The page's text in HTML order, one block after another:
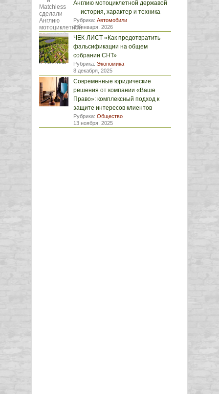
Англию мотоциклетной державой
— история, характер и техника
Рубрика: Автомобили
29 января, 2026
ЧЕК-ЛИСТ «Как предотвратить
фальсификации на общем
собрании СНТ»
Рубрика: Экономика
8 декабря, 2025
Современные юридические
решения от компании «Ваше
Право»: комплексный подход к
защите интересов клиентов
Рубрика: Общество
13 ноября, 2025